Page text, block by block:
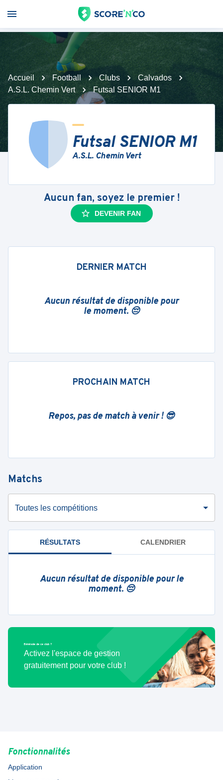
Accueil Football Clubs
Calvados
A.S.L. Chemin Vert
Futsal SENIOR M1
Futsal SENIOR M1
A.S.L. Chemin Vert
Aucun fan, soyez le premier !
DEVENIR FAN
DERNIER MATCH
Aucun résultat de disponible pour
le moment. 😔
PROCHAIN MATCH
Repos, pas de match à venir ! 😎
Matchs
Toutes les compétitions
RÉSULTATS CALENDRIER
Aucun résultat de disponible pour le
moment. 😔
Bénévole de ce club ?
Activez l'espace de gestion
gratuitement pour votre club !
Fonctionnalités
Application